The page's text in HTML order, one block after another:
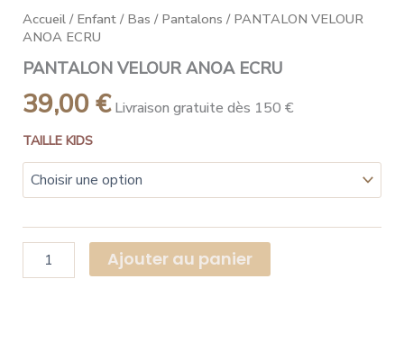
Accueil / Enfant / Bas / Pantalons / PANTALON VELOUR
ANOA ECRU
PANTALON VELOUR ANOA ECRU
39,00€ Livraison gratuite dès 150 €
TAILLE KIDS
Ajouter au panier